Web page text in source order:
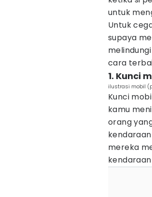
untuk
Untuk
supaya
cara
1. Kunci
ilustrasi mobil
Kunci
kamu
orang
mereka